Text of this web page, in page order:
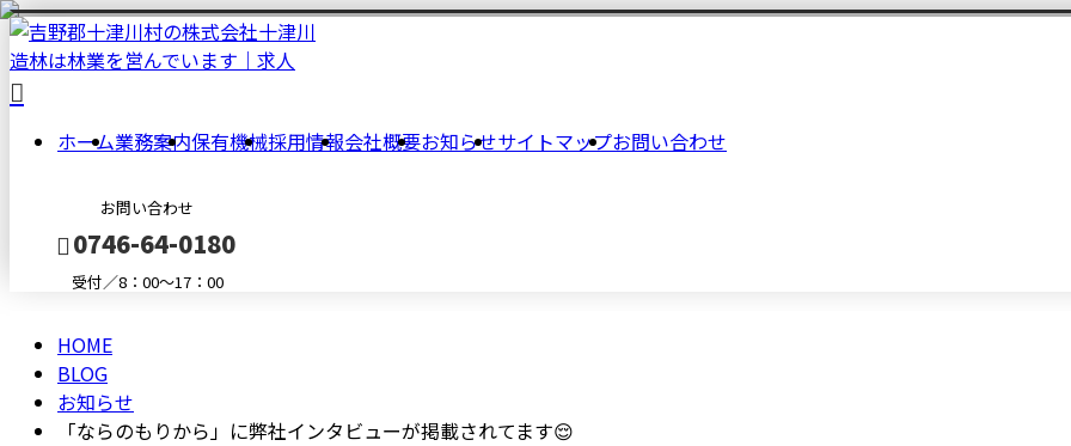
ホーム業務案内保有機械採用情報会社概要お知らせサイトマップお問い合わせ
お問い合わせ
0746-64-0180
受付／8：00～17：00
メールフォーム
BLOG
HOME
BLOG
お知らせ
「ならのもりから」に弊社インタビューが掲載されてます😌